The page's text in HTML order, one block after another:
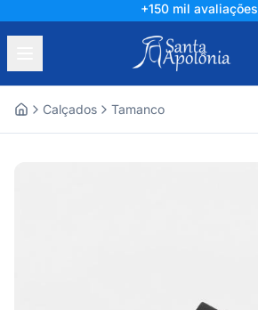
+150 mil avaliações
Calçados Tamanco